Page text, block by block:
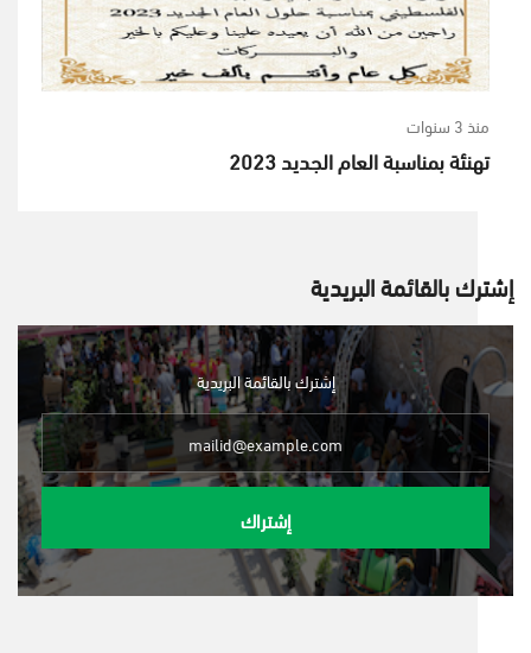
منذ 3 سنوات
تهنئة بمناسبة العام الجديد 2023
إشترك بالقائمة البريدية
إشترك بالقائمة البريدية
إشتراك